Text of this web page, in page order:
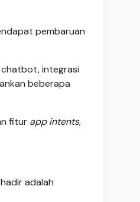
pembaruan
chatbot, integrasi
beberapa
fitur app intents,
adalah